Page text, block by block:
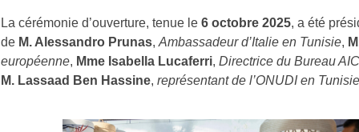
La cérémonie d’ouverture, tenue le 6 octobre 2025, a été
de M. Alessandro Prunas, Ambassadeur d’Italie en Tunisie,
européenne, Mme Isabella Lucaferri, Directrice du Bureau
M. Lassaad Ben Hassine, représentant de l’ONUDI en Tunisie